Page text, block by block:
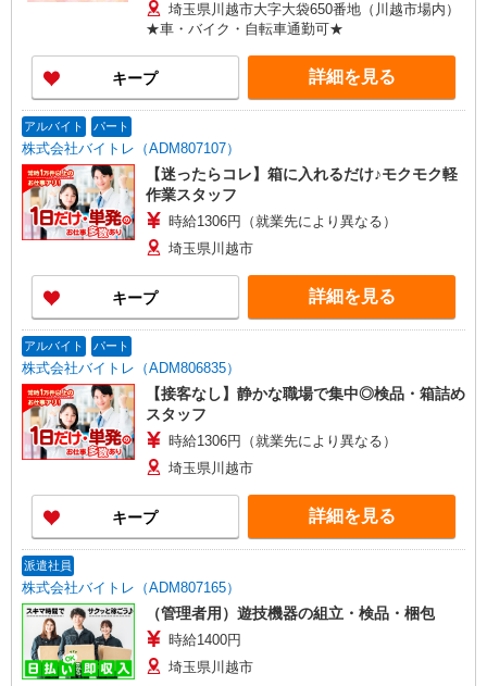
埼玉県川越市大字大袋650番地（川越市場内）
★車・バイク・自転車通勤可★
キープ 詳細を見る
アルバイト パート
株式会社バイトレ（ADM807107）
【迷ったらコレ】箱に入れるだけ♪モクモク軽
作業スタッフ
時給1306円（就業先により異なる）
埼玉県川越市
キープ 詳細を見る
アルバイト パート
株式会社バイトレ（ADM806835）
【接客なし】静かな職場で集中◎検品・箱詰め
スタッフ
時給1306円（就業先により異なる）
埼玉県川越市
キープ 詳細を見る
派遣社員
株式会社バイトレ（ADM807165）
（管理者用）遊技機器の組立・検品・梱包
時給1400円
埼玉県川越市